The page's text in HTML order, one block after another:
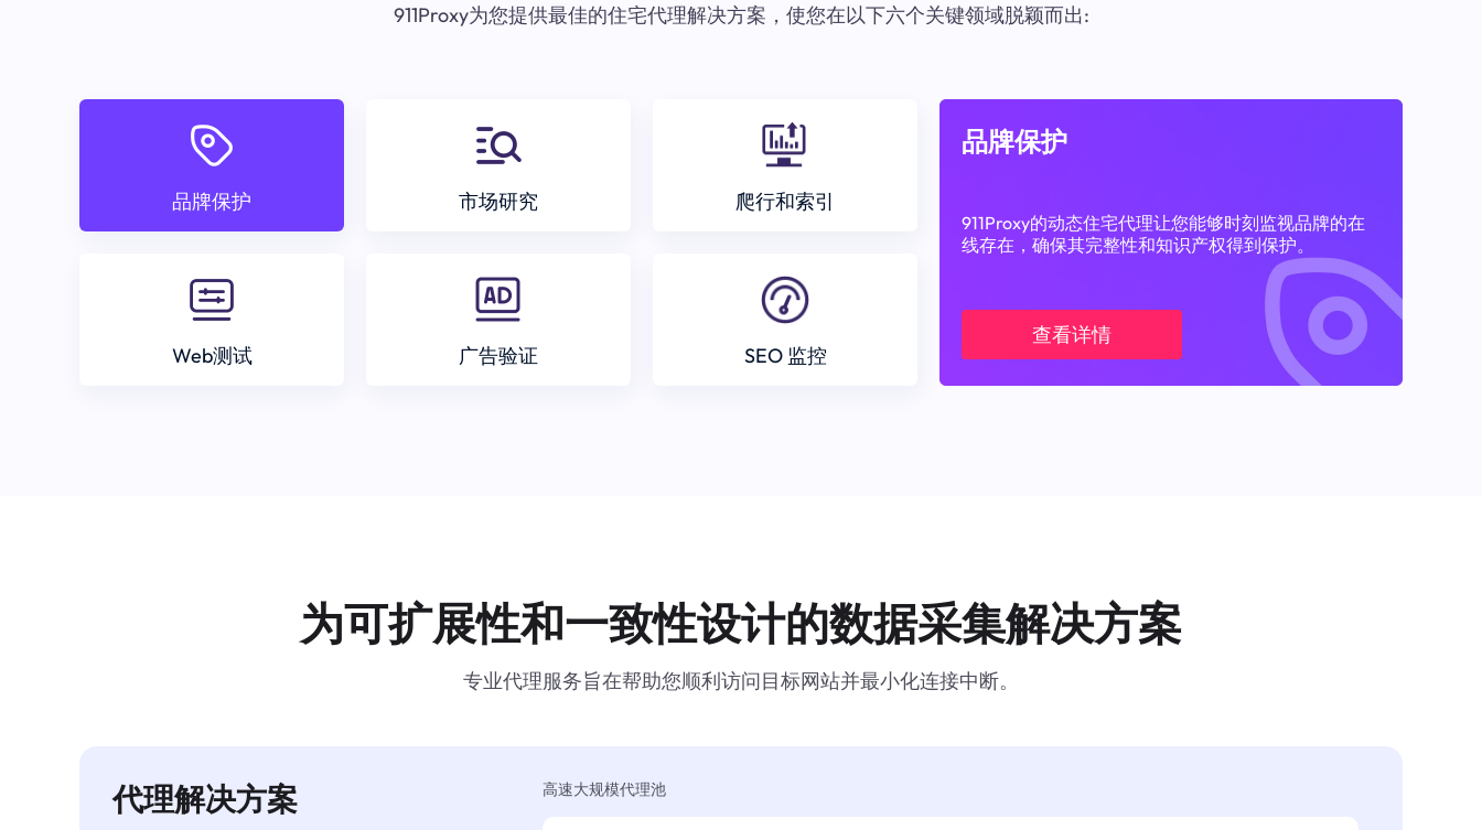
911Proxy为您提供最佳的住宅代理解决方案，使您在以下六个关键领域脱颖而出:
品牌保护 市场研究 爬行和索引
Web测试 广告验证 SEO 监控
品牌保护
911Proxy的动态住宅代理让您能够时刻监视品牌的在
线存在，确保其完整性和知识产权得到保护。
查看详情
为可扩展性和一致性设计的数据采集解决方案
专业代理服务旨在帮助您顺利访问目标网站并最小化连接中断。
代理解决方案 高速大规模代理池